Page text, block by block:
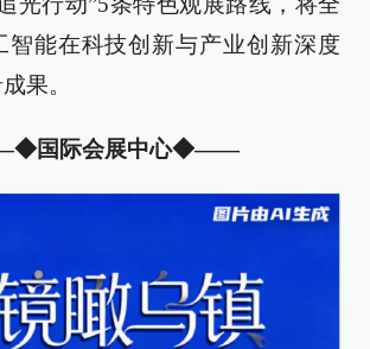
智能在科技创新与产业创新深度
果。
国际会展中心◆——